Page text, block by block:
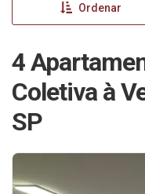
Ordenar
4
Coletiva à
SP